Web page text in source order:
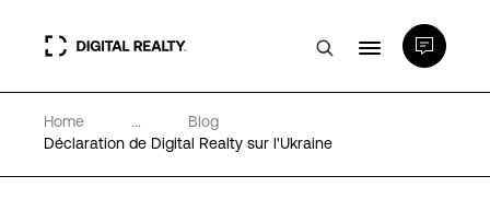
Data Centers
Home ...
Blog
Déclaration de Digital Realty sur l'Ukraine